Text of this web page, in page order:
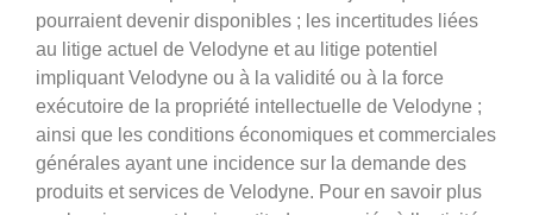
pourraient devenir disponibles ; les incertitudes liées
au litige actuel de Velodyne et au litige potentiel
impliquant Velodyne ou à la validité ou à la force
exécutoire de la propriété intellectuelle de Velodyne ;
ainsi que les conditions économiques et commerciales
générales ayant une incidence sur la demande des
produits et services de Velodyne. Pour en savoir plus